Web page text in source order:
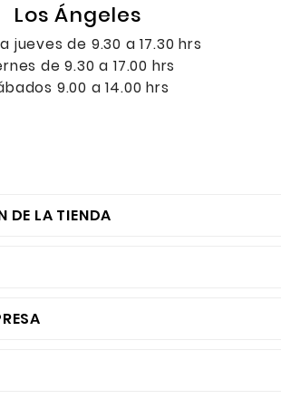
Los Ángeles
jueves de 9.30 a 17.30 hrs
de 9.30 a 17.00 hrs
9.00 a 14.00 hrs
DE LA TIENDA